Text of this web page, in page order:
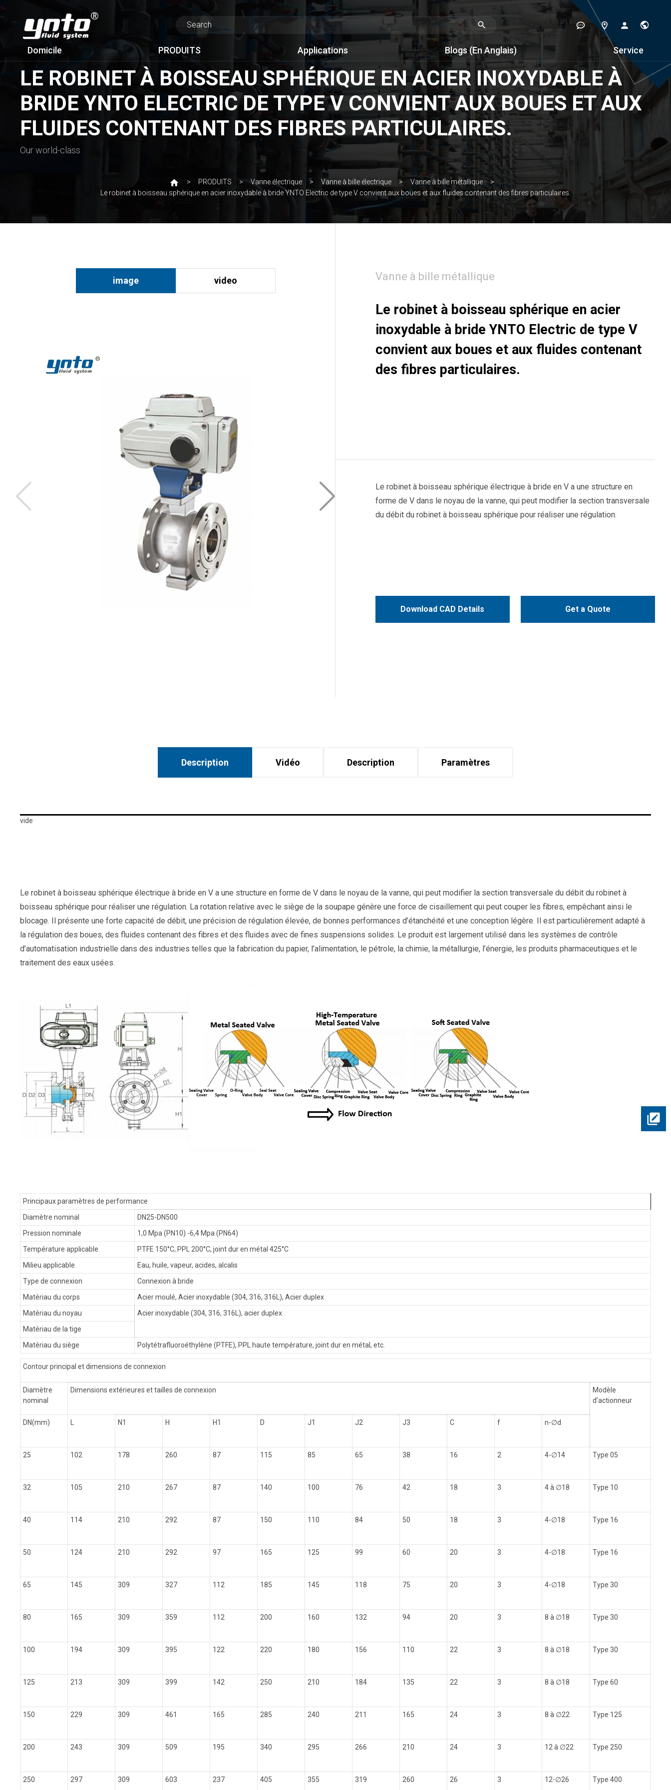
Domicile PRODUITS Applications Blogs (en Anglais) Service
LE ROBINET À BOISSEAU SPHÉRIQUE EN ACIER INOXYDABLE À
BRIDE YNTO ELECTRIC DE TYPE V CONVIENT AUX BOUES ET AUX
FLUIDES CONTENANT DES FIBRES PARTICULAIRES.
Our world-class
PRODUITS Vanne électrique Vanne à bille électrique
Vanne à bille métallique
Le robinet à boisseau sphérique en acier inoxydable à bride YNTO Electric de type V convient aux boues et aux fluides contenant des fibres particulaires.
image video Vanne à bille métallique
Le robinet à boisseau sphérique en acier
inoxydable à bride YNTO Electric de type V
convient aux boues et aux fluides contenant
des fibres particulaires.
Le robinet à boisseau sphérique électrique à bride en V a une structure en
forme de V dans le noyau de la vanne, qui peut modifier la section transversale
du débit du robinet à boisseau sphérique pour réaliser une régulation.
Download CAD Details Get a Quote
Description Vidéo Description Paramètres
vide
Le robinet à boisseau sphérique électrique à bride en V a une structure en forme de V dans le noyau de la vanne, qui peut modifier la section transversale du débit du robinet à
boisseau sphérique pour réaliser une régulation. La rotation relative avec le siège de la soupape génère une force de cisaillement qui peut couper les fibres, empêchant ainsi le
blocage. Il présente une forte capacité de débit, une précision de régulation élevée, de bonnes performances d’étanchéité et une conception légère. Il est particulièrement adapté à
la régulation des boues, des fluides contenant des fibres et des fluides avec de fines suspensions solides. Le produit est largement utilisé dans les systèmes de contrôle
d’automatisation industrielle dans des industries telles que la fabrication du papier, l’alimentation, le pétrole, la chimie, la métallurgie, l’énergie, les produits pharmaceutiques et le
traitement des eaux usées.
Principaux paramètres de performance
Diamètre nominal
DN25-DN500
Pression nominale
1,0 Mpa (PN10) -6,4 Mpa (PN64)
Température applicable
PTFE 150°C, PPL 200°C, joint dur en métal 425°C
Milieu applicable
Eau, huile, vapeur, acides, alcalis
Type de connexion
Connexion à bride
Matériau du corps
Acier moulé, Acier inoxydable (304, 316, 316L), Acier duplex
Matériau du noyau
Acier inoxydable (304, 316, 316L), acier duplex
Matériau de la tige
Matériau du siège
Polytétrafluoroéthylène (PTFE), PPL haute température, joint dur en métal, etc.
Contour principal et dimensions de connexion
Diamètre
nominal
Dimensions extérieures et tailles de connexion
Modèle
d’actionneur
DN(mm) L N1 H H1 D J1 J2 J3 C f n-∅d
25 102 178 260 87 115 85 65 38 16 2 4-∅14 Type 05
32 105 210 267 87 140 100 76 42 18 3 4 à ∅18 Type 10
40 114 210 292 87 150 110 84 50 18 3 4-∅18 Type 16
50 124 210 292 97 165 125 99 60 20 3 4-∅18 Type 16
65 145 309 327 112 185 145 118 75 20 3 4-∅18 Type 30
80 165 309 359 112 200 160 132 94 20 3 8 à ∅18 Type 30
100 194 309 395 122 220 180 156 110 22 3 8 à ∅18 Type 30
125 213 309 399 142 250 210 184 135 22 3 8 à ∅18 Type 60
150 229 309 461 165 285 240 211 165 24 3 8 à ∅22 Type 125
200 243 309 509 195 340 295 266 210 24 3 12 à ∅22 Type 250
250 297 309 603 237 405 355 319 260 26 3 12-∅26 Type 400